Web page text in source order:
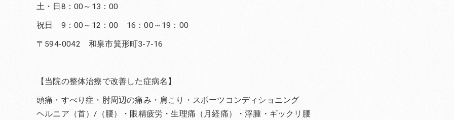
土・日8：00～13：00
祝日 9：00～12：00 16：00～19：00
〒594-0042 和泉市箕形町3-7-16
【当院の整体治療で改善した症病名】
頭痛・すべり症・肘周辺の痛み・肩こり・スポーツコンディショニング
ヘルニア（首）/（腰）・眼精疲労・生理痛（月経痛）・浮腫・ギックリ腰